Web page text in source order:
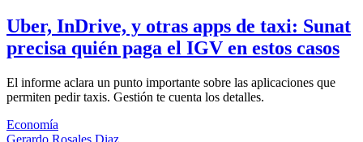
Uber, InDrive, y otras apps de taxi: Sunat
precisa quién paga el IGV en estos casos
El informe aclara un punto importante sobre las aplicaciones que
permiten pedir taxis. Gestión te cuenta los detalles.
Economía